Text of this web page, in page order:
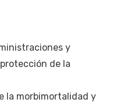
y
de la
la morbimortalidad y